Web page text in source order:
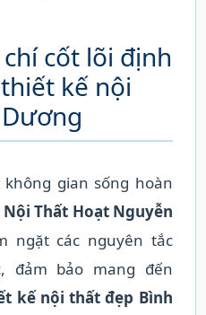
cốt lõi định
kế nội
gian sống hoàn
Nội Thất Hoạt Nguyễn
ngặt các nguyên tắc
đảm bảo mang đến
kế nội thất đẹp Bình